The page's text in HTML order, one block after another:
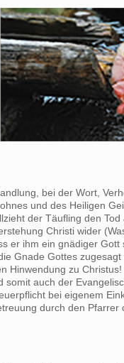
bei der Wort,
und des Heiligen
der Täufling den Tod
Christi wider
er ihm ein gnädiger Gott
Gnade Gottes
Hinwendung zu
auch der
bei eigenem
durch den Pfarrer